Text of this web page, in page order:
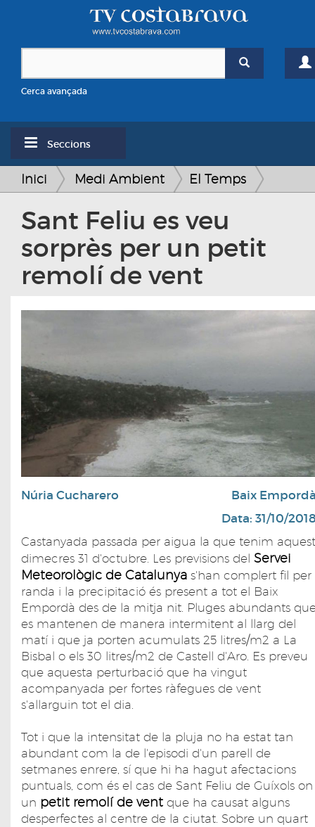
Cerca avançada
Seccions
Inici Medi Ambient El Temps
Sant Feliu es veu
sorprès per un petit
remolí de vent
Núria Cucharero
Baix
Data: 31/10/
Castanyada passada per aigua la que tenim aquest
dimecres 31 d'octubre. Les previsions del Servei
Meteorològic de Catalunya s'han complert fil per
randa i la precipitació és present a tot el Baix
Empordà des de la mitja nit. Pluges abundants
es mantenen de manera intermitent al llarg del
matí i que ja porten acumulats 25 litres/m2 a La
Bisbal o els 30 litres/m2 de Castell d'Aro. Es preveu
que aquesta perturbació que ha vingut
acompanyada per fortes ràfegues de vent
s'allarguin tot el dia.
Tot i que la intensitat de la pluja no ha estat tan
abundant com la de l'episodi d'un parell de
setmanes enrere, sí que hi ha hagut afectacions
puntuals, com és el cas de Sant Feliu de Guíxols on
un petit remolí de vent que ha causat alguns
desperfectes al centre de la ciutat. Sobre un quart